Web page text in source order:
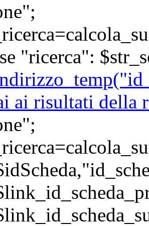
"ricerca":
ai risultati della